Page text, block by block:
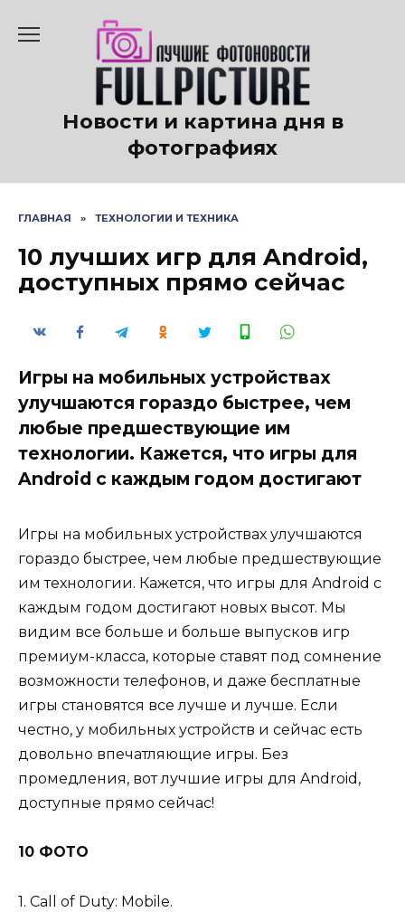
содержанию
Новости и картина дня в
фотографиях
ГЛАВНАЯ » ТЕХНОЛОГИИ И ТЕХНИКА
10 лучших игр для Android,
доступных прямо сейчас
Игры на мобильных устройствах
улучшаются гораздо быстрее, чем
любые предшествующие им
технологии. Кажется, что игры для
Android с каждым годом достигают
Игры на мобильных устройствах улучшаются
гораздо быстрее, чем любые предшествующие
им технологии. Кажется, что игры для Android с
каждым годом достигают новых высот. Мы
видим все больше и больше выпусков игр
премиум-класса, которые ставят под сомнение
возможности телефонов, и даже бесплатные
игры становятся все лучше и лучше. Если
честно, у мобильных устройств и сейчас есть
довольно впечатляющие игры. Без
промедления, вот лучшие игры для Android,
доступные прямо сейчас!
10 ФОТО
1. Call of Duty: Mobile.